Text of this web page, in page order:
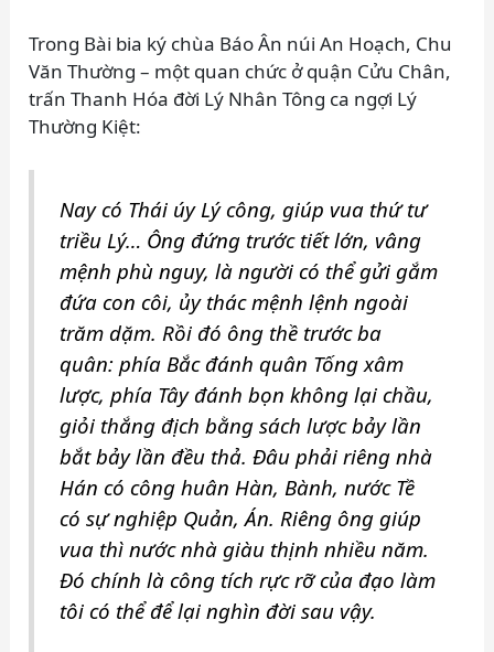
Trong Bài bia ký chùa Báo Ân núi An Hoạch, Chu
Văn Thường – một quan chức ở quận Cửu Chân,
trấn Thanh Hóa đời Lý Nhân Tông ca ngợi Lý
Thường Kiệt:
Nay có Thái úy Lý công, giúp vua thứ tư
triều Lý… Ông đứng trước tiết lớn, vâng
mệnh phù nguy, là người có thể gửi gắm
đứa con côi, ủy thác mệnh lệnh ngoài
trăm dặm. Rồi đó ông thề trước ba
quân: phía Bắc đánh quân Tống xâm
lược, phía Tây đánh bọn không lại chầu,
giỏi thắng địch bằng sách lược bảy lần
bắtbảy lần đều thả. Đâu phải riêng nhà
Hán có công huân Hàn, Bành, nước Tề
có sự nghiệp Quản, Án. Riêng ông giúp
vua thì nước nhà giàu thịnh nhiều năm.
Đó chính là công tích rực rỡ của đạo làm
tôi có thể để lại nghìn đời sau vậy.